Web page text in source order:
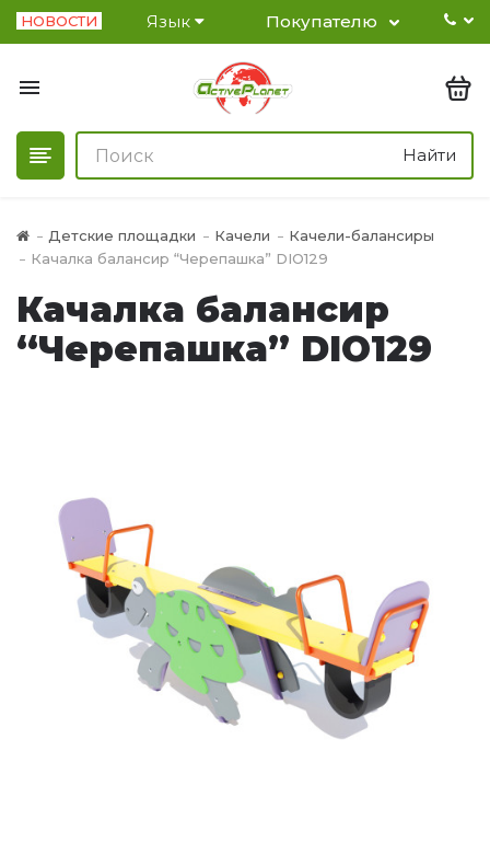
НОВОСТИ Язык Покупателю
Найти
Детские площадки Качели
Качели-балансиры
Качалка балансир “Черепашка” DIO129
Качалка балансир
“Черепашка” DIO129